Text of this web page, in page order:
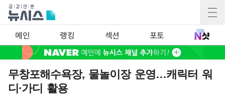
메인 랭킹 섹션 포토
무창포해수욕장, 물놀이장 운영…캐릭터 워
디·가디 활용